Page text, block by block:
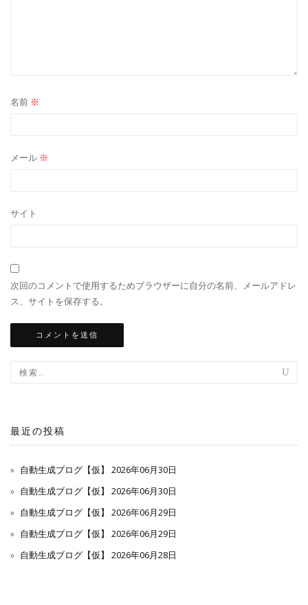
名前 ※
メール ※
サイト
次回のコメントで使用するためブラウザーに自分の名前、メールアドレ
ス、サイトを保存する。
最近の投稿
自動生成ブログ【仮】 2026年06月30日
自動生成ブログ【仮】 2026年06月30日
自動生成ブログ【仮】 2026年06月29日
自動生成ブログ【仮】 2026年06月29日
自動生成ブログ【仮】 2026年06月28日